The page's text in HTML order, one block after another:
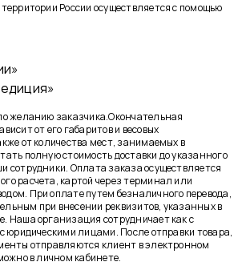
России осуществляется с помощью
желанию заказчика.Окончательная
от его габаритов и весовых
от количества мест, занимаемых в
полную стоимость доставки до указанного
сотрудники. Оплата заказа осуществляется
расчета, картой через терминал или
При оплате путем безналичного перевода,
при внесении реквизитов, указанных в
Наша организация сотрудничает как с
юридическими лицами. После отправки товара,
отправляются клиент в электронном
в личном кабинете.